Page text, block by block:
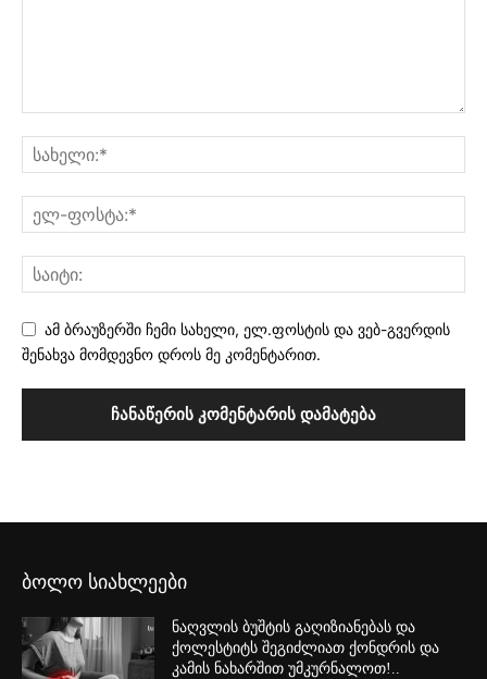
ამ ბრაუზერში ჩემი სახელი, ელ.ფოსტის და ვებ-გვერდის
შენახვა მომდევნო დროს მე კომენტარით.
ბოლო სიახლეები
ნაღვლის ბუშტის გაღიზიანებას და
ქოლესტიტს შეგიძლიათ ქონდრის და
კამის ნახარშით უმკურნალოთ!..